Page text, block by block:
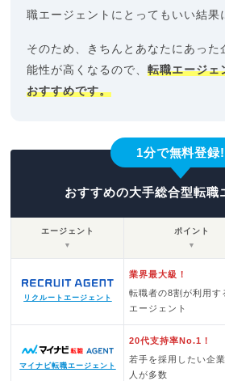
職エージェントにとってもいい結果
そのため、きちんとあなたにあった
能性が高くなるので、転職エージェ
おすすめです。
1分で無料登録!
おすすめの大手総合型転職
エージェント
▼
ポイント
▼
リクルートエージェント
業界最大級！
転職者の8割が利用す
エージェント
マイナビ転職エージェント
20代支持率No.1！
若手を採用したい企
人が多数